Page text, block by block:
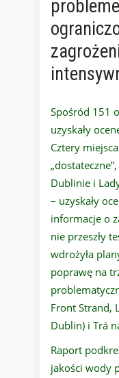
Spośród 151
uzyskały
Cztery
Dublinie i
– uzyskały
informacje o
nie przeszły
wdrożyła
poprawę na
Front Strand,
Dublin) i Trá
Raport
jakości wody